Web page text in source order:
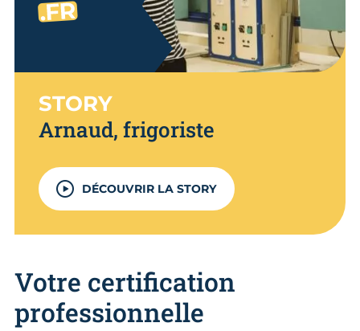
STORY
Arnaud, frigoriste
DÉCOUVRIR LA STORY
Votre certification
professionnelle